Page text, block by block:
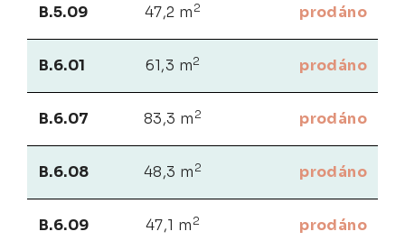
B.5.09 47,2 m 2 prodáno
B.6.01 61,3 m2 prodáno
B.6.07 83,3 m 2 prodáno
B.6.08 48,3 m 2 prodáno
B.6.09 47,1 m 2 prodáno